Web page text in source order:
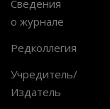
Сведения
о журнале
Редколлегия
Учредитель/
Издатель